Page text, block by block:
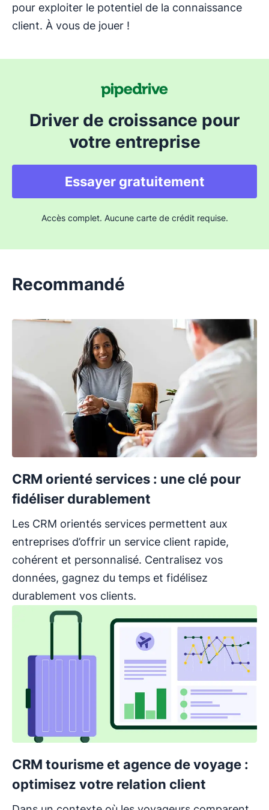
pour exploiter le potentiel de la connaissance
client. À vous de jouer !
Driver de croissance pour
votre entreprise
Essayer gratuitement
Accès complet. Aucune carte de crédit requise.
Recommandé
CRM orienté services : une clé pour
fidéliser durablement
Les CRM orientés services permettent aux
entreprises d’offrir un service client rapide,
cohérent et personnalisé. Centralisez vos
données, gagnez du temps et fidélisez
durablement vos clients.
CRM tourisme et agence de voyage :
optimisez votre relation client